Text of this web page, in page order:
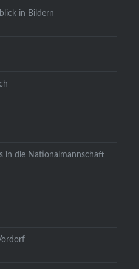
in Bildern
in die Nationalmannschaft